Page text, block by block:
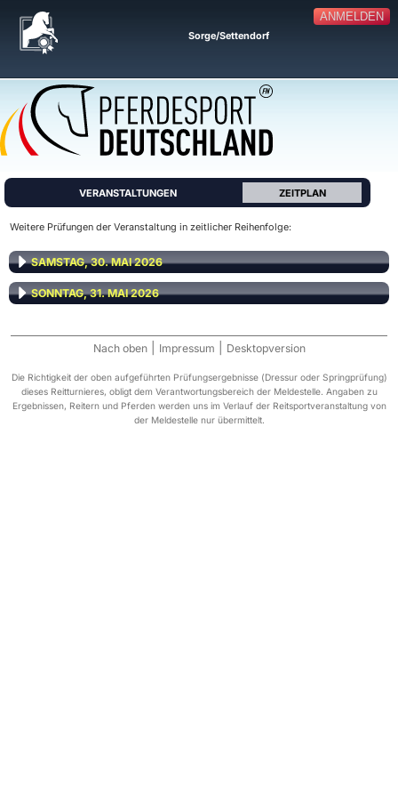
ANMELDEN
Sorge/Settendorf
VERANSTALTUNGEN ZEITPLAN
Weitere Prüfungen der Veranstaltung in zeitlicher Reihenfolge:
SAMSTAG, 30. MAI 2026
SONNTAG, 31. MAI 2026
Nach oben Impressum Desktopversion
Die Richtigkeit der oben aufgeführten Prüfungsergebnisse (Dressur oder Springprüfung)
dieses Reitturnieres, obligt dem Verantwortungsbereich der Meldestelle. Angaben zu
Ergebnissen, Reitern und Pferden werden uns im Verlauf der Reitsportveranstaltung von
der Meldestelle nur übermittelt.